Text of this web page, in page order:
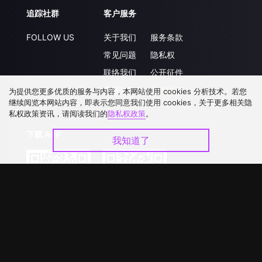
追踪社群
FOLLOW US
客户服务
关于我们
常见问题
联络我们
升级VIP
服务条款
隐私权
公开征件
合作洽談
为提供您更多优质的服务与内容，本网站使用 cookies 分析技术。若您
继续阅览本网站内容，即表示您同意我们使用 cookies，关于更多相关隐
私权政策资讯，请阅读我们的隐私权政策。
我知道了